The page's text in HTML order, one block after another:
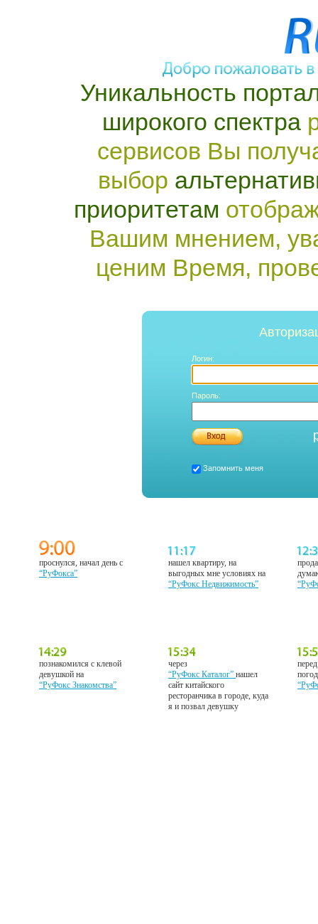
Уникальность
широкого спектра
сервисов Вы
выбор
приоритетам
Вашим мнением,
ценим Время,
Логин:
Пароль:
Запомнить меня
проснулся, начал день с
“РуФокса”
нашел квартиру, на
выгодных мне условиях на
“РуФокс Недвижимость”
познакомился с клевой
девушкой на
“РуФокс Знакомства”
через
“РуФокс Каталог”нашел
сайт китайского
ресторанчика в городе, куда
я и позвал девушку